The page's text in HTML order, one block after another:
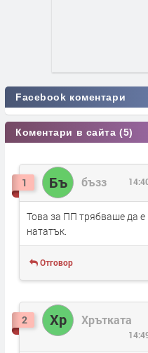
Facebook коментари
Коментари в сайта (5)
1 Бъ бъзз
Това за ПП трябваше да е
нататък.
Отговор
2 Хр Хрътката